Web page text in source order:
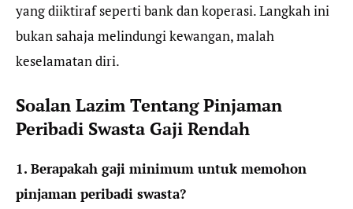
yang diiktiraf seperti bank dan koperasi. Langkah ini
bukan sahaja melindungi kewangan, malah
keselamatan diri.
Soalan Lazim Tentang Pinjaman
Peribadi Swasta Gaji Rendah
1. Berapakah gaji minimum untuk memohon
pinjaman peribadi swasta?